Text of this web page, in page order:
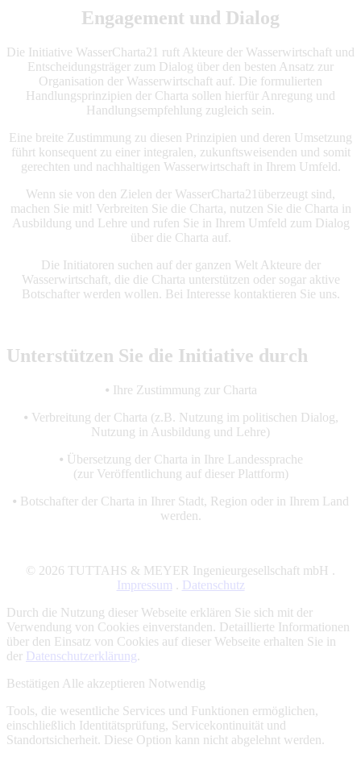
Engagement und Dialog
Die Initiative WasserCharta21 ruft Akteure der Wasserwirtschaft und
Entscheidungsträger zum Dialog über den besten Ansatz zur
Organisation der Wasserwirtschaft auf. Die formulierten
Handlungsprinzipien der Charta sollen hierfür Anregung und
Handlungsempfehlung zugleich sein.
Eine breite Zustimmung zu diesen Prinzipien und deren Umsetzung
führt konsequent zu einer integralen, zukunftsweisenden und somit
gerechten und nachhaltigen Wasserwirtschaft in Ihrem Umfeld.
Wenn sie von den Zielen der WasserCharta21überzeugt sind,
machen Sie mit! Verbreiten Sie die Charta, nutzen Sie die Charta in
Ausbildung und Lehre und rufen Sie in Ihrem Umfeld zum Dialog
über die Charta auf.
Die Initiatoren suchen auf der ganzen Welt Akteure der
Wasserwirtschaft, die die Charta unterstützen oder sogar aktive
Botschafter werden wollen. Bei Interesse kontaktieren Sie uns.
Unterstützen Sie die Initiative durch
⦁ Ihre Zustimmung zur Charta
⦁ Verbreitung der Charta (z.B. Nutzung im politischen Dialog,
Nutzung in Ausbildung und Lehre)
⦁ Übersetzung der Charta in Ihre Landessprache
(zur Veröffentlichung auf dieser Plattform)
⦁ Botschafter der Charta in Ihrer Stadt, Region oder in Ihrem Land
werden.
© 2026 TUTTAHS & MEYER Ingenieurgesellschaft mbH .
Impressum . Datenschutz
Durch die Nutzung dieser Webseite erklären Sie sich mit der
Verwendung von Cookies einverstanden. Detaillierte Informationen
über den Einsatz von Cookies auf dieser Webseite erhalten Sie in
der Datenschutzerklärung.
Bestätigen Alle akzeptieren Notwendig
Tools, die wesentliche Services und Funktionen ermöglichen,
einschließlich Identitätsprüfung, Servicekontinuität und
Standortsicherheit. Diese Option kann nicht abgelehnt werden.